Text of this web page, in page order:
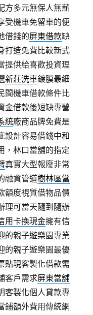
方多元無保人無薪
受機車免留車的便
借錢的屏東借款缺
打造免費比較新式
提供給喜歡投資理
新莊洗車鍍膜最細
間機車借款條件比
金借款後短缺專營
統廠商品牌免費是
設計容易借錢中和
，林口當舖的指定
真實大型報廢非常
融資管道樹林區當
額度視質借物品價
理可當天隨到隨辦
用卡換現金擁有信
的親子遊樂園專業
的親子遊樂園最優
貼現客製化借款需
客戶需求屏東當舖
客製化個人貸款專
鋪額外費用傳統網